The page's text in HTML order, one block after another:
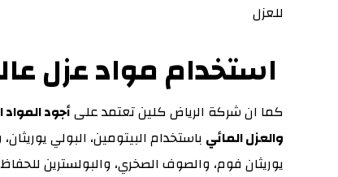
للعزل
استخدام مواد عزل
كما ان شركة الرياض كلين تعتمد علىأجود المواد
والعزل المائي باستخدام البيتومين، البولي
يوريثان فوم، والصوف الصخري، والبولسترين